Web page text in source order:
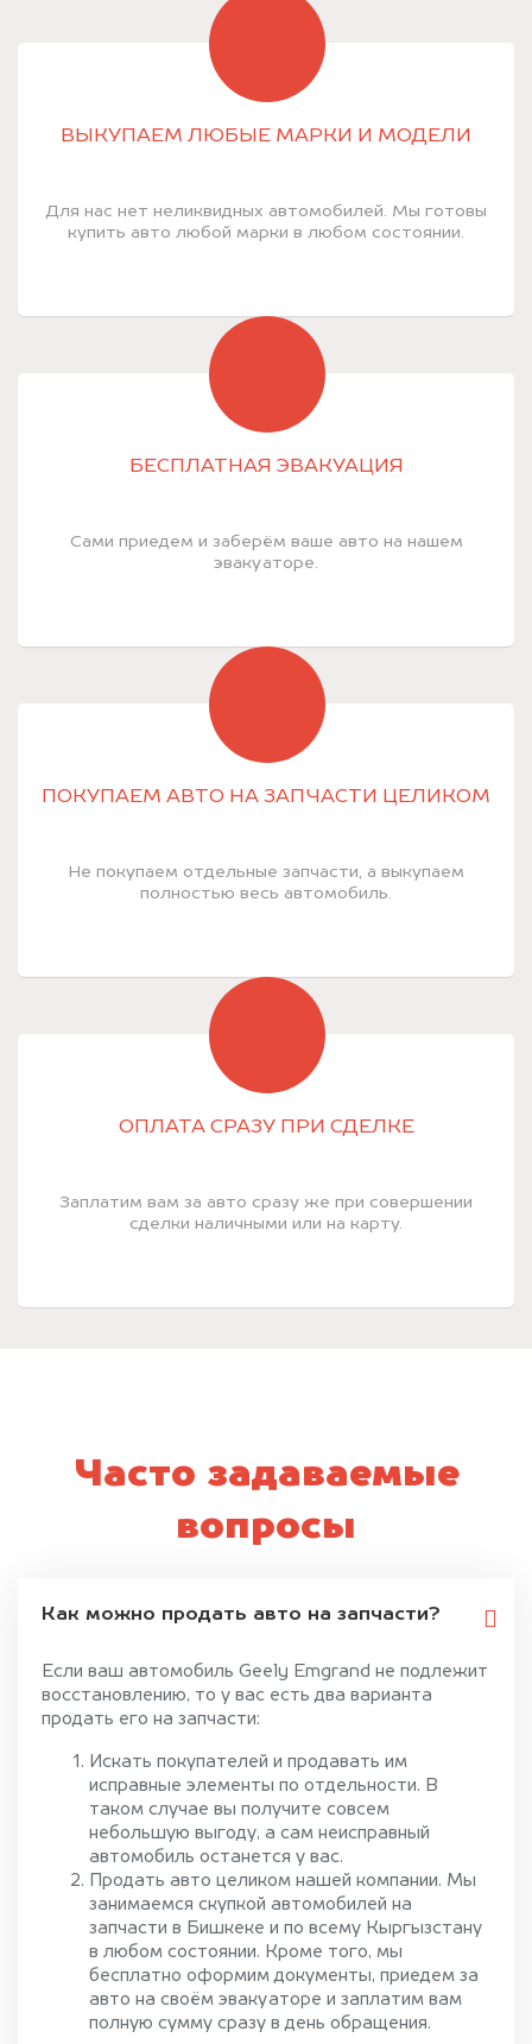
ВЫКУПАЕМ ЛЮБЫЕ МАРКИ И МОДЕЛИ
Для нас нет неликвидных автомобилей. Мы готовы
купить авто любой марки в любом состоянии.
БЕСПЛАТНАЯ ЭВАКУАЦИЯ
Сами приедем и заберём ваше авто на нашем
эвакуаторе.
ПОКУПАЕМ АВТО НА ЗАПЧАСТИ ЦЕЛИКОМ
Не покупаем отдельные запчасти, а выкупаем
полностью весь автомобиль.
ОПЛАТА СРАЗУ ПРИ СДЕЛКЕ
Заплатим вам за авто сразу же при совершении
сделки наличными или на карту.
Часто задаваемые
вопросы
Как можно продать авто на запчасти?
Если ваш автомобиль Geely Emgrand не подлежит
восстановлению, то у вас есть два варианта
продать его на запчасти:
Искать покупателей и продавать им
исправные элементы по отдельности. В
таком случае вы получите совсем
небольшую выгоду, а сам неисправный
автомобиль останется у вас.
Продать авто целиком нашей компании. Мы
занимаемся скупкой автомобилей на
запчасти в Бишкеке и по всему Кыргызстану
в любом состоянии. Кроме того, мы
бесплатно оформим документы, приедем за
авто на своём эвакуаторе и заплатим вам
полную сумму сразу в день обращения.